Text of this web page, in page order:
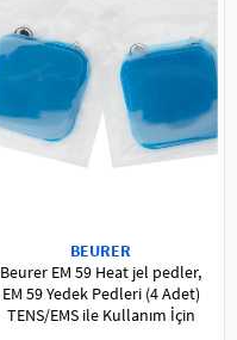
BEURER
Beurer EM 59 Heat jel pedler,
EM 59 Yedek Pedleri (4 Adet)
TENS/EMS ile Kullanım İçin